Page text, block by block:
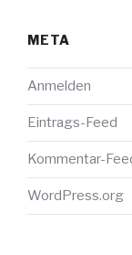
META
Anmelden
Eintrags-Feed
Kommentar-
WordPress.org